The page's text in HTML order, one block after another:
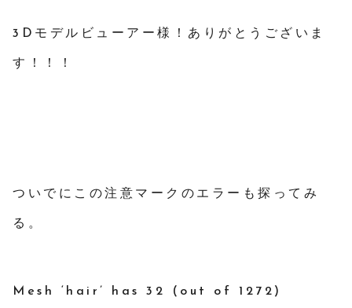
3Dモデルビューアー様！ありがとうございま
す！！！
ついでにこの注意マークのエラーも探ってみ
る。
Mesh ‘hair’ has 32 (out of 1272)